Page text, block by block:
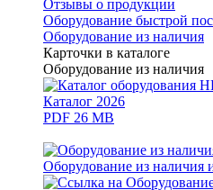
Отзывы о продукции
Оборудование быстрой
Оборудование из наличия
Карточки в каталоге
Оборудование из наличия
Каталог 2026
PDF 26 MB
Оборудование из наличия